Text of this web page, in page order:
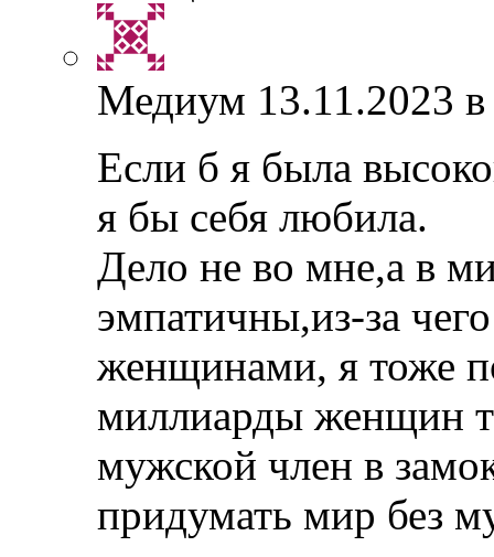
Медиум 13.11.2023
Если б я была
я бы себя любила.
Дело не во мне,а в
эмпатичны,из-за
женщинами, я тоже
миллиарды женщин
мужской член в
придумать мир без